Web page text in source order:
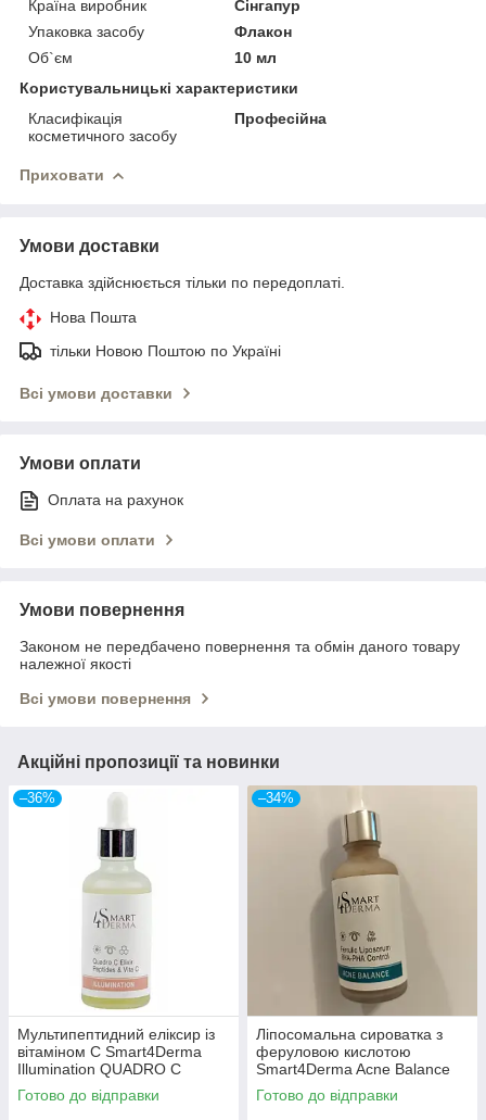
Країна виробник
Сінгапур
Упаковка засобу
Флакон
Об`єм
10 мл
Користувальницькі характеристики
Класифікація
косметичного засобу
Професійна
Приховати
Умови доставки
Доставка здійснюється тільки по передоплаті.
Нова Пошта
тільки Новою Поштою по Україні
Всі умови доставки
Умови оплати
Оплата на рахунок
Всі умови оплати
Умови повернення
Законом не передбачено повернення та обмін даного товару
належної якості
Всі умови повернення
Акційні пропозиції та новинки
–36%
Мультипептидний еліксир із
вітаміном С Smart4Derma
Illumination QUADRO C
ELIXIR PEPTIDES & VITA C
50мл
Готово до відправки
–34%
Ліпосомальна сироватка з
феруловою кислотою
Smart4Derma Acne Balance
FERRULIC LIPOSERUM BHA-
PHA CONTROL
Готово до відправки